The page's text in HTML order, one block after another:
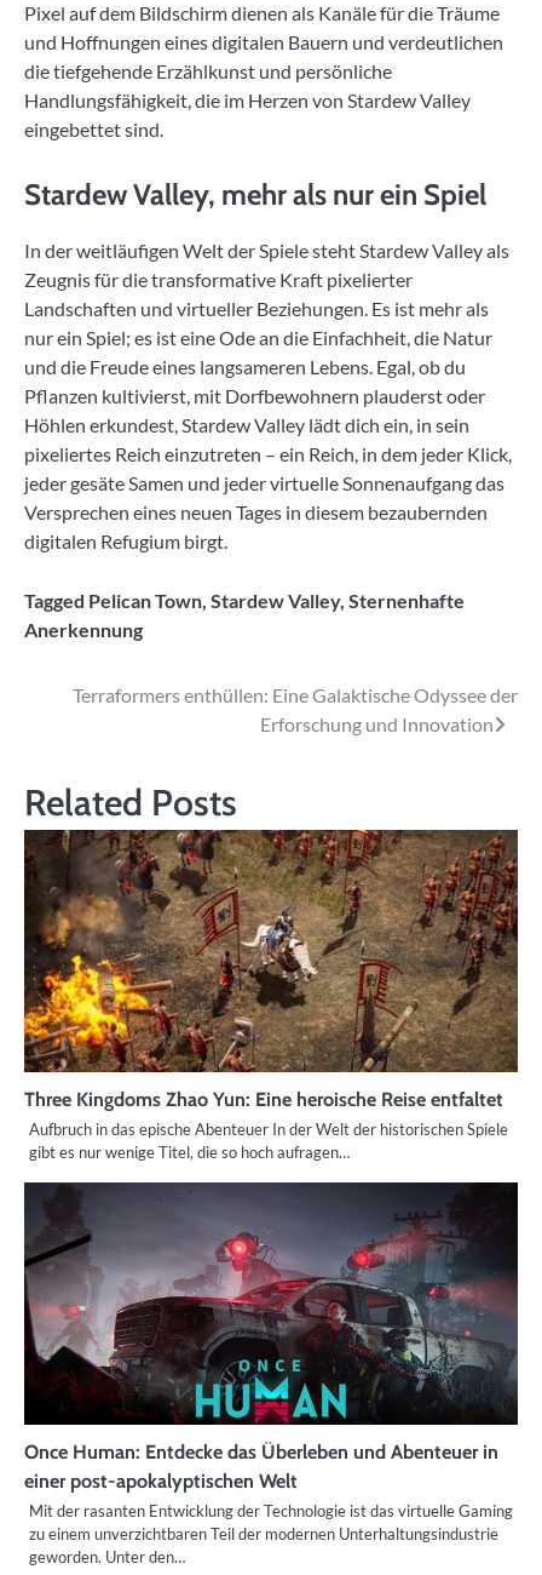
Pixel auf dem Bildschirm dienen als Kanäle für die Träume
und Hoffnungen eines digitalen Bauern und verdeutlichen
die tiefgehende Erzählkunst und persönliche
Handlungsfähigkeit, die im Herzen von Stardew Valley
eingebettet sind.
Stardew Valley, mehr als nur ein Spiel
In der weitläufigen Welt der Spiele steht Stardew Valley als
Zeugnis für die transformative Kraft pixelierter
Landschaften und virtueller Beziehungen. Es ist mehr als
nur ein Spiel; es ist eine Ode an die Einfachheit, die Natur
und die Freude eines langsameren Lebens. Egal, ob du
Pflanzen kultivierst, mit Dorfbewohnern plauderst oder
Höhlen erkundest, Stardew Valley lädt dich ein, in sein
pixeliertes Reich einzutreten – ein Reich, in dem jeder Klick,
jeder gesäte Samen und jeder virtuelle Sonnenaufgang das
Versprechen eines neuen Tages in diesem bezaubernden
digitalen Refugium birgt.
Tagged Pelican Town Stardew Valley, Sternenhafte
Anerkennung
Beitragsnavigation
Terraformers enthüllen: Eine Galaktische Odyssee der
Erforschung und Innovation
Related Posts
Three Kingdoms Zhao Yun: Eine heroische Reise entfaltet
Aufbruch in das epische Abenteuer In der Welt der historischen Spiele
gibt es nur wenige Titel, die so hoch aufragen…
Once Human: Entdecke das Überleben und Abenteuer in
einer post-apokalyptischen Welt
Mit der rasanten Entwicklung der Technologie ist das virtuelle Gaming
zu einem unverzichtbaren Teil der modernen Unterhaltungsindustrie
geworden. Unter den…